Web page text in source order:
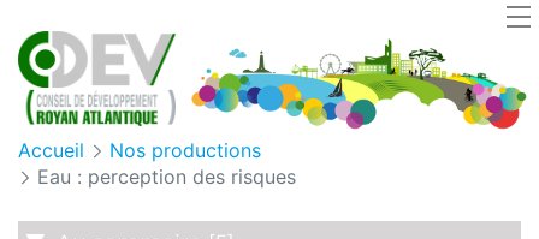
Accueil
Nos productions
Eau : perception des risques